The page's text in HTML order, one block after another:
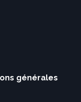
générales